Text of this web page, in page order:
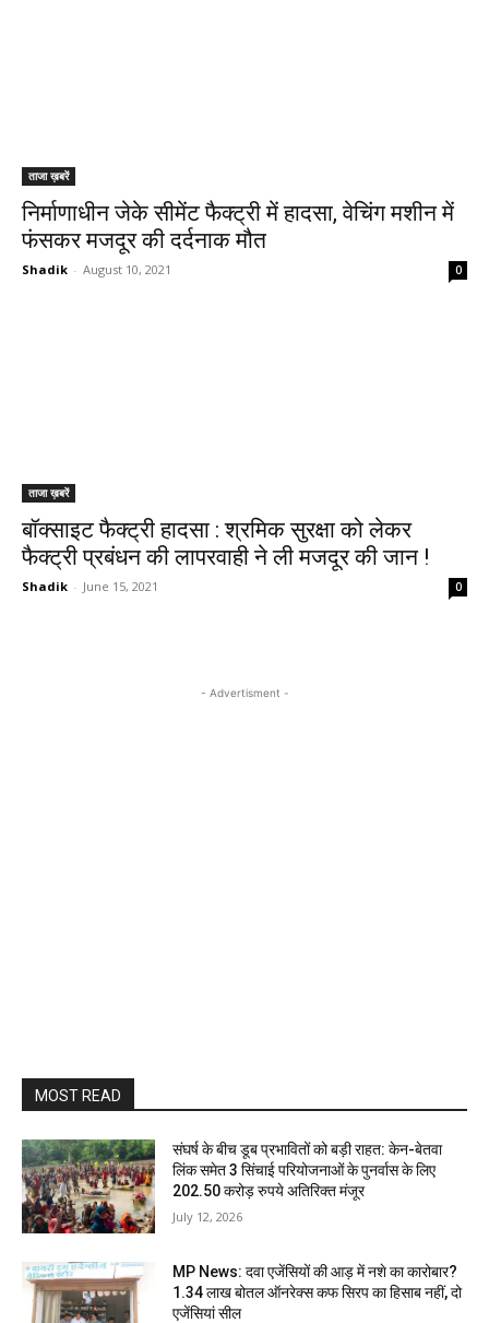
ताजा ख़बरें
निर्माणाधीन जेके सीमेंट फैक्ट्री में हादसा, वेचिंग मशीन में
फंसकर मजदूर की दर्दनाक मौत
Shadik - August 10, 2021 0
ताजा ख़बरें
बॉक्साइट फैक्ट्री हादसा : श्रमिक सुरक्षा को लेकर
फैक्ट्री प्रबंधन की लापरवाही ने ली मजदूर की जान !
Shadik - June 15, 2021 0
- Advertisment -
MOST READ
संघर्ष के बीच डूब प्रभावितों को बड़ी राहत: केन-बेतवा
लिंक समेत 3 सिंचाई परियोजनाओं के पुनर्वास के लिए
202.50 करोड़ रुपये अतिरिक्त मंजूर
July 12, 2026
MP News: दवा एजेंसियों की आड़ में नशे का कारोबार?
1.34 लाख बोतल ऑनरेक्स कफ सिरप का हिसाब नहीं, दो
एजेंसियां सील